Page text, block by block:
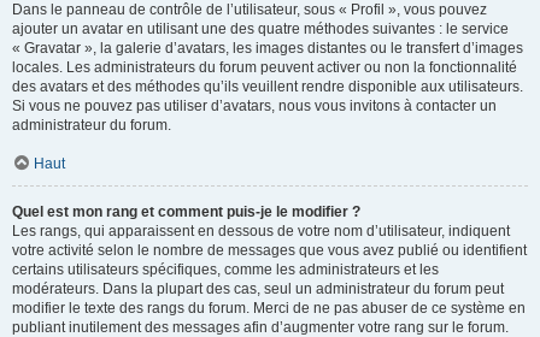
Dans le panneau de contrôle de l’utilisateur, sous « Profil », vous pouvez
ajouter un avatar en utilisant une des quatre méthodes suivantes : le service
« Gravatar », la galerie d’avatars, les images distantes ou le transfert d’images
locales. Les administrateurs du forum peuvent activer ou non la fonctionnalité
des avatars et des méthodes qu’ils veuillent rendre disponible aux utilisateurs.
Si vous ne pouvez pas utiliser d’avatars, nous vous invitons à contacter un
administrateur du forum.
Haut
Quel est mon rang et comment puis-je le modifier ?
Les rangs, qui apparaissent en dessous de votre nom d’utilisateur, indiquent
votre activité selon le nombre de messages que vous avez publié ou identifient
certains utilisateurs spécifiques, comme les administrateurs et les
modérateurs. Dans la plupart des cas, seul un administrateur du forum peut
modifier le texte des rangs du forum. Merci de ne pas abuser de ce système en
publiant inutilement des messages afin d’augmenter votre rang sur le forum.